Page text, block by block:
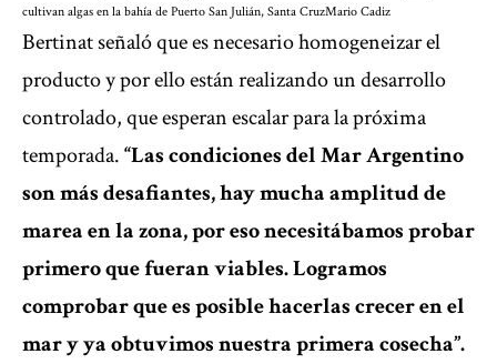
cultivan algas en la bahía de Puerto San Julián, Santa CruzMario Cadiz
Bertinat señaló que es necesario homogeneizar el
producto y por ello están realizando un desarrollo
controlado, que esperan escalar para la próxima
temporada.“Las condiciones del Mar Argentino
son más desafiantes, hay mucha amplitud de
marea en la zona, por eso necesitábamos probar
primero que fueran viables. Logramos
comprobar que es posible hacerlas crecer en el
mar y ya obtuvimos nuestra primera cosecha”.